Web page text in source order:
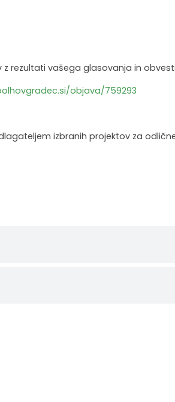
rezultati vašega glasovanja in
objava/759293
izbranih projektov za